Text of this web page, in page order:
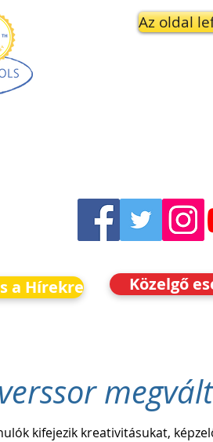
Az oldal
a Hírekre Közelgő
kifejezik kreativitásukat,